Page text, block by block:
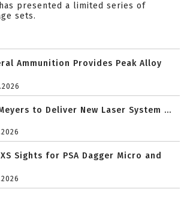
presented a limited series of
sets.
Ammunition Provides Peak Alloy
to Deliver New Laser System ...
XS Sights for PSA Dagger Micro and